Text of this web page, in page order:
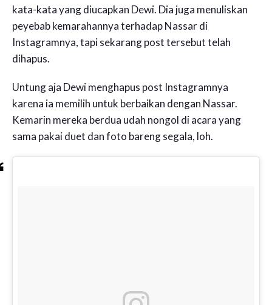
kata-kata yang diucapkan Dewi. Dia juga menuliskan
peyebab kemarahannya terhadap Nassar di
Instagramnya, tapi sekarang post tersebut telah
dihapus.
Untung aja Dewi menghapus post Instagramnya
karena ia memilih untuk berbaikan dengan Nassar.
Kemarin mereka berdua udah nongol di acara yang
sama pakai duet dan foto bareng segala, loh.